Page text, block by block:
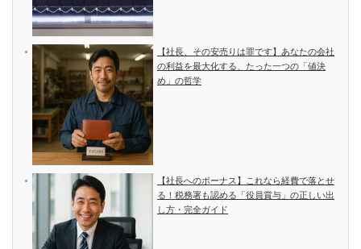
【社長、その安売りは罪です】あなたの会社
の利益を最大化する、たった一つの「値決
め」の哲学
【社長へのボーナス】これなら経費で落とせ
る！税務署も認める「役員賞与」の正しい出
し方・完全ガイド